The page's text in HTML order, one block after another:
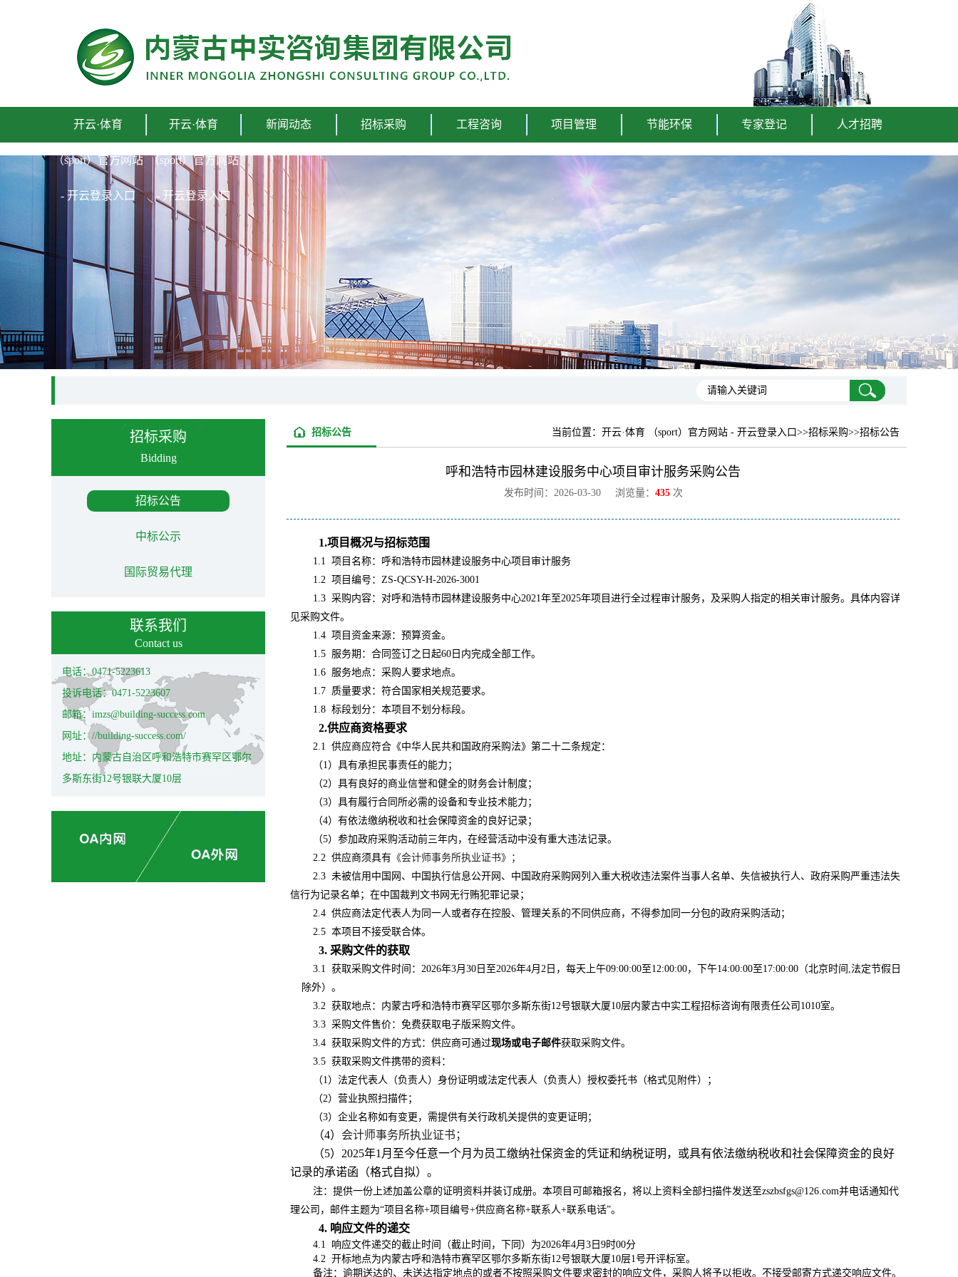
开云·体育
（sport）官方网站
- 开云登录入口
开云·体育
（sport）官方网站
- 开云登录入口
新闻动态 招标采购 工程咨询 项目管理 节能环保 专家登记 人才招聘
招标采购
Bidding
招标公告
中标公示
国际贸易代理
联系我们
Contact us
电话：0471-5223613
投诉电话：0471-5223607
邮箱：imzs@building-success.com
网址：//building-success.com/
地址：内蒙古自治区呼和浩特市赛罕区鄂尔
多斯东街12号银联大厦10层
当前位置： 开云·体育 （sport）官方网站 - 开云登录入口>>招标采购>>招标公告
招标公告
呼和浩特市园林建设服务中心项目审计服务采购公告
发布时间：2026-03-30 浏览量： 435次
1.项目概况与招标范围
1.1 项目名称：呼和浩特市园林建设服务中心项目审计服务
1.2 项目编号：ZS-QCSY-H-2026-3001
1.3 采购内容：对呼和浩特市园林建设服务中心2021年至2025年项目进行全过程审计服务，及采购人指定的相关审计服务。具体内容详
见采购文件。
1.4 项目资金来源：预算资金。
1.5 服务期：合同签订之日起60日内完成全部工作。
1.6 服务地点：采购人要求地点。
1.7 质量要求： 符合国家相关规范要求。
1.8 标段划分：本项目不划分标段。
2.供应商资格要求
2.1 供应商应符合《中华人民共和国政府采购法》第二十二条规定：
（1）具有承担民事责任的能力；
（2）具有良好的商业信誉和健全的财务会计制度；
（3）具有履行合同所必需的设备和专业技术能力；
（4）有依法缴纳税收和社会保障资金的良好记录；
（5）参加政府采购活动前三年内，在经营活动中没有重大违法记录。
2.2 供应商须具有 《会计师事务所执业证书》；
2.3 未被信用中国网、中国执行信息公开网、中国政府采购网列入重大税收违法案件当事人名单、失信被执行人、政府采购严重违法失
信行为记录名单；在中国裁判 文书网无行贿犯罪记录；
2.4 供应商法定代表人为同一人或者存在控股、管理关系的不同供应商，不得参加同一分包的政府采购活动；
2.5 本项目不接受联合体。
3. 采购文件的获取
3.1 获取采购文件时间：2026年3月30日至2026年4月2日，每天上午09:00:00至12:00:00，下午14:00:00至17:00:00（北京时间,法定节假日
除外）。
3.2 获取地点： 内蒙古呼和浩特市赛罕区鄂尔多斯东街12号银联大厦10层内蒙古中实工程招标咨询有限责任公司1010室。
3.3 采购文件售价：免费获取电子版采购文件。
3.4 获取采购文件的方式：供应商可通过现场或电子邮件获取采购文件。
3.5 获取采购文件携带的资料：
（1） 法定代表人 （负责人） 身份证明或法定代表人 （负责人） 授权委托书（格式见附件）；
（2）营业执照扫描件；
（3）企业名称如有变更，需提供有关行政机关提供的变更证明；
（4） 会计师事务所执业证书；
（5）2025年1月至今任意一个月为员工缴纳社保资金的凭证和纳税证明，或具有依法缴纳税收和社会保障资金的良好
记录的承诺函（格式自拟）。
注：提供一份上述加盖公章的证明资料并装订成册。本项目可邮箱报名，将以上资料全部扫描件发送至zszbsfgs@126.com并电话通知代
理公司，邮件主题为“项目名称+项目编号+供应商名称+联系人+联系电话”。
4. 响应文件的递交
4.1 响应文件递交的截止时间（截止时间，下同）为2026年4月3日9时00分
4.2 开标地点为内蒙古呼和浩特市赛罕区鄂尔多斯东街12号银联大厦10层1号开评标室。
备注：逾期送达的、未送达指定地点的或者不按照采购文件要求密封的响应文件，采购人将予以拒收。不接受邮寄方式递交响应文件。